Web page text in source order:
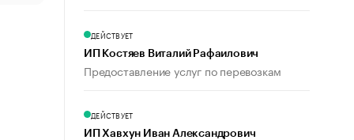
ДЕЙСТВУЕТ
ИП Костяев Виталий Рафаилович
Предоставление услуг по перевозкам
ДЕЙСТВУЕТ
ИП Хавхун Иван Александрович